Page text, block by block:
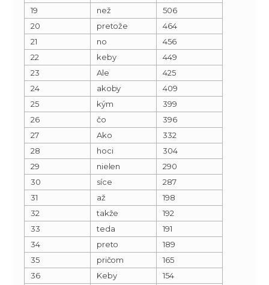
19
než
506
20
pretože
464
21
no
456
22
keby
449
23
Ale
425
24
akoby
409
25
kým
399
26
čo
396
27
Ako
332
28
hoci
304
29
nielen
290
30
síce
287
31
až
198
32
takže
192
33
teda
191
34
preto
189
35
pričom
165
36
Keby
154